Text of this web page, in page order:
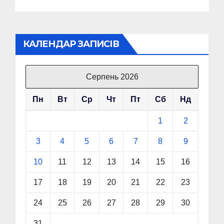
КАЛЕНДАР ЗАПИСІВ
Серпень 2026
Пн Вт Ср Чт Пт Сб Нд
1 2
3 4 5 6 7 8 9
10 11 12 13 14 15 16
17 18 19 20 21 22 23
24 25 26 27 28 29 30